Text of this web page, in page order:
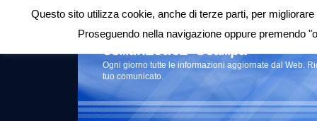
Login|RSS |
Comunicati stampa
Ogni giorno tutte le informazioni aggiornate dal Web.
tuo comunicato.
Questo sito utilizza cookie, anche di terze parti, per
Proseguendo nella navigazione oppure premendo